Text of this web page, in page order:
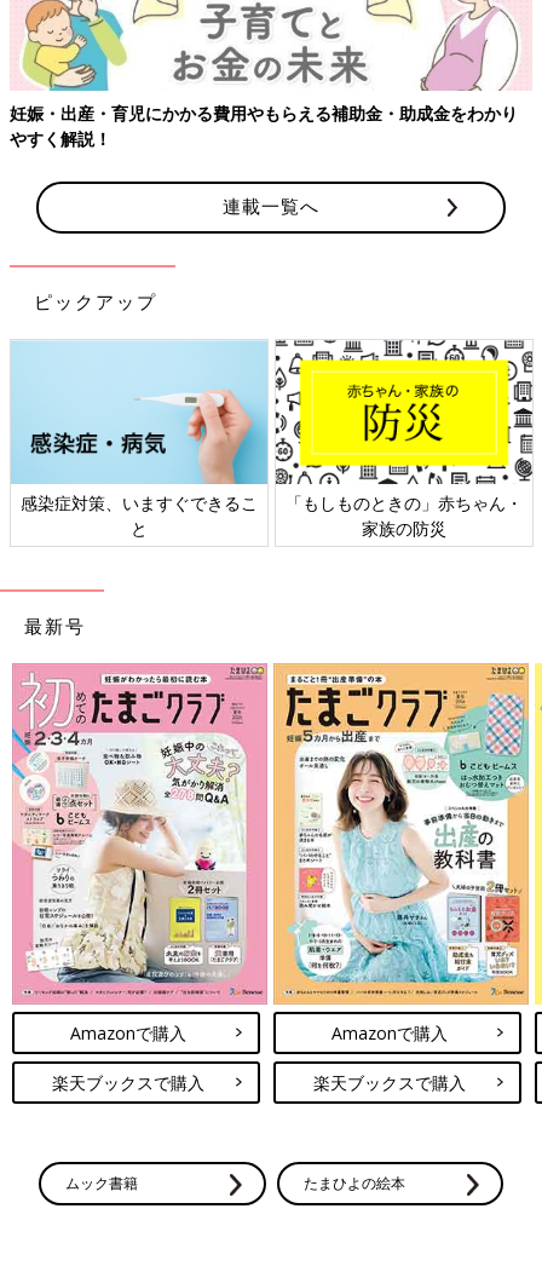
連載一覧へ
ピックアップ
日本外来小児科学会リーフレッ
ト検討会
六星占術 細木かおりさんの人生
相談
最新号
Amazonで購入
楽天ブックスで購入
Amazonで購入
楽天ブックスで購入
ムック書籍 たまひよの絵本